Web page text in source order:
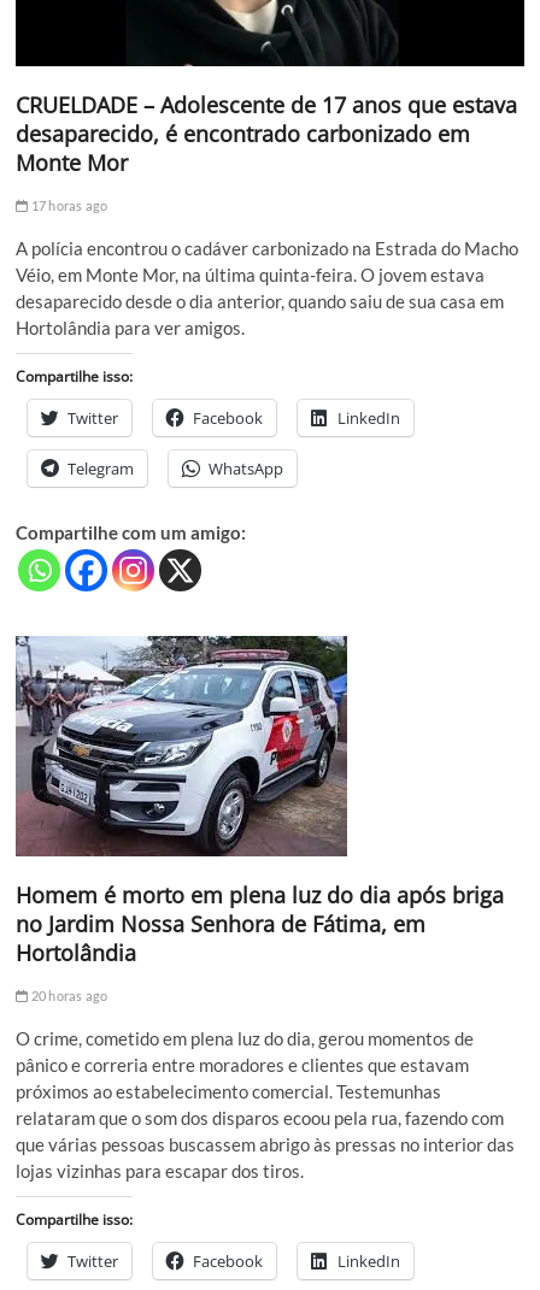
CRUELDADE – Adolescente de 17 anos que estava
desaparecido, é encontrado carbonizado em
Monte Mor
17 horas ago
A polícia encontrou o cadáver carbonizado na Estrada do Macho
Véio, em Monte Mor, na última quinta-feira. O jovem estava
desaparecido desde o dia anterior, quando saiu de sua casa em
Hortolândia para ver amigos.
Compartilhe isso:
Twitter Facebook LinkedIn
Telegram WhatsApp
Compartilhe com um amigo:
Homem é morto em plena luz do dia após briga
no Jardim Nossa Senhora de Fátima, em
Hortolândia
20 horas ago
O crime, cometido em plena luz do dia, gerou momentos de
pânico e correria entre moradores e clientes que estavam
próximos ao estabelecimento comercial. Testemunhas
relataram que o som dos disparos ecoou pela rua, fazendo com
que várias pessoas buscassem abrigo às pressas no interior das
lojas vizinhas para escapar dos tiros.
Compartilhe isso:
Twitter Facebook LinkedIn